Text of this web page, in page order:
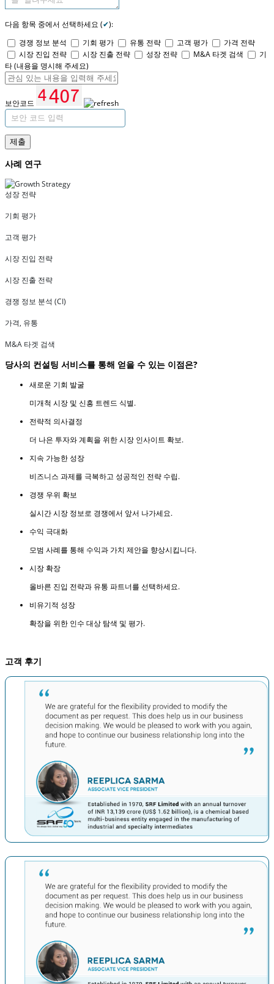
다음 항목 중에서 선택하세요 (✔):
경쟁 정보 분석
기회 평가 유통 전략 고객 평가
가격 전략
시장 진입 전략
시장 진출 전략 성장 전략 M&A 타겟 검색
기
타 (내용을 명시해 주세요)
보안코드
제출
사례 연구
성장 전략
기회 평가
고객 평가
시장 진입 전략
시장 진출 전략
경쟁 정보 분석 (CI)
가격, 유통
M&A 타겟 검색
당사의 컨설팅 서비스를 통해 얻을 수 있는 이점은?
새로운 기회 발굴
미개척 시장 및 신흥 트렌드 식별.
전략적 의사결정
더 나은 투자와 계획을 위한 시장 인사이트 확보.
지속 가능한 성장
비즈니스 과제를 극복하고 성공적인 전략 수립.
경쟁 우위 확보
실시간 시장 정보로 경쟁에서 앞서 나가세요.
수익 극대화
모범 사례를 통해 수익과 가치 제안을 향상시킵니다.
시장 확장
올바른 진입 전략과 유통 파트너를 선택하세요.
비유기적 성장
확장을 위한 인수 대상 탐색 및 평가.
고객 후기